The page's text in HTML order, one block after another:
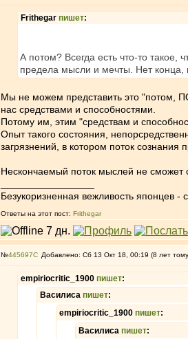
Frithegar пишет:
А потом? Всегда есть что-то такое,
предела мысли и мечты. Нет конца,
Мы не можем представить это "потом,
нас средствами и способностями.
Потому им, этим "средствам и
Опыт такого состояния,
загрязнений, в котором поток
Нескончаемый поток мыслей не сможет
Безукоризненная вежливость японцев -
Ответы на этот пост: Frithegar
№445697 Добавлено: Сб 13 Окт 18, 00:19 (8 лет
empiriocritic_1900 пишет:
Василиса пишет:
empiriocritic_1900 пишет:
Василиса пишет: